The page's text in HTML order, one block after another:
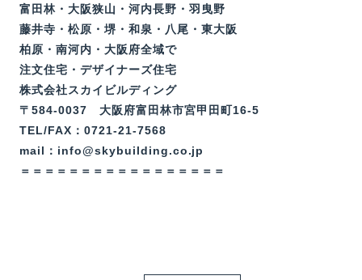
富田林・大阪狭山・河内長野・羽曳野
藤井寺・松原・堺・和泉・八尾・東大阪
柏原・南河内・大阪府全域で
注文住宅・デザイナーズ住宅
株式会社スカイビルディング
〒584-0037 大阪府富田林市宮甲田町16-5
TEL/FAX：0721-21-7568
mail：info@skybuilding.co.jp
＝＝＝＝＝＝＝＝＝＝＝＝＝＝＝＝＝